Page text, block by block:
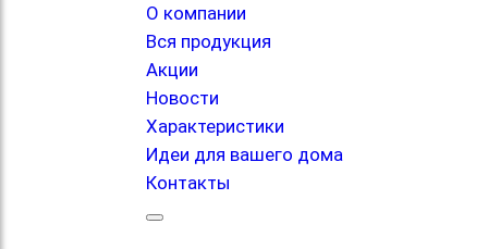
О компании
Вся продукция
Акции
Новости
Характеристики
Идеи для вашего дома
Контакты